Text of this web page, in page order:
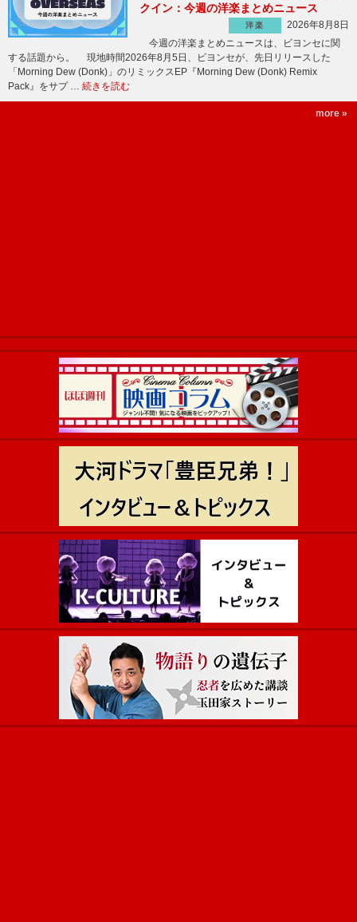
クイン：今週の洋楽まとめニュース
洋楽
2026年8月8日
今週の洋楽まとめニュースは、ビヨンセに関
する話題から。 現地時間2026年8月5日、ビヨンセが、先日リリースした
「Morning Dew (Donk)」のリミックスEP『Morning Dew (Donk) Remix
Pack』をサプ … 続きを読む
more »